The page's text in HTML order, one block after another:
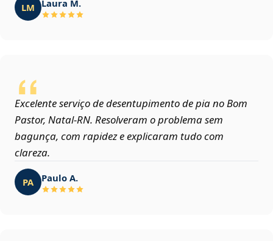
LM Laura M.
Excelente serviço de desentupimento de pia no Bom
Pastor, Natal‑RN. Resolveram o problema sem
bagunça, com rapidez e explicaram tudo com
clareza.
PA Paulo A.